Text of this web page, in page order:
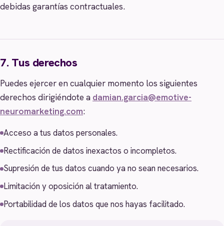
debidas garantías contractuales.
7. Tus derechos
Puedes ejercer en cualquier momento los siguientes
derechos dirigiéndote a damian.garcia@emotive-
neuromarketing.com:
Acceso a tus datos personales.
Rectificación de datos inexactos o incompletos.
Supresión de tus datos cuando ya no sean necesarios.
Limitación y oposición al tratamiento.
Portabilidad de los datos que nos hayas facilitado.